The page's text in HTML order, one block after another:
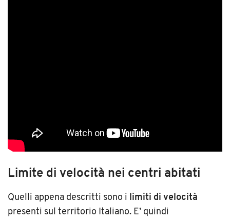
Limite di velocità nei centri abitati
Quelli appena descritti sono i limiti di velocità
presenti sul territorio Italiano. E’ quindi